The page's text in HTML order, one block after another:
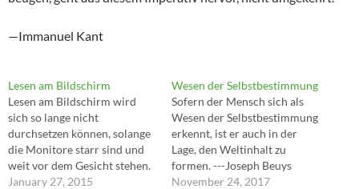
—Immanuel Kant
Lesen am Bildschirm
Lesen am Bildschirm wird
sich so lange nicht
durchsetzen können, solange
die Monitore starr sind und
weit vor dem Gesicht stehen.
Ein Buch kann ich auf die
January 27, 2015
Wesen der Selbstbestimmung
Sofern der Mensch sich als
Wesen der Selbstbestimmung
erkennt, ist er auch in der
Lage, den Weltinhalt zu
formen. ---Joseph Beuys
November 24, 2017